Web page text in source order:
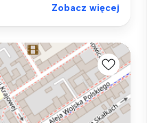
Zobacz więcej